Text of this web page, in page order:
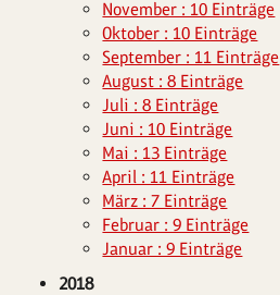
November : 10 Einträge
Oktober : 10 Einträge
September : 11 Einträge
August : 8 Einträge
Juli : 8 Einträge
Juni : 10 Einträge
Mai : 13 Einträge
April : 11 Einträge
März : 7 Einträge
Februar : 9 Einträge
Januar : 9 Einträge
2018